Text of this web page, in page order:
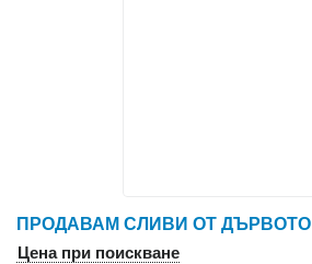
ПРОДАВАМ СЛИВИ ОТ ДЪРВОТО
Цена при поискване